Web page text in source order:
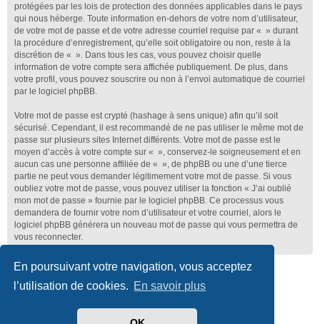
En poursuivant votre navigation, vous acceptez
l’utilisation de cookies. En savoir plus
protégées par les lois de protection des données applicables dans le pays
qui nous héberge. Toute information en-dehors de votre nom d’utilisateur,
de votre mot de passe et de votre adresse courriel requise par « » durant
la procédure d’enregistrement, qu’elle soit obligatoire ou non, reste à la
discrétion de « ». Dans tous les cas, vous pouvez choisir quelle
information de votre compte sera affichée publiquement. De plus, dans
votre profil, vous pouvez souscrire ou non à l’envoi automatique de courriel
par le logiciel phpBB.
Votre mot de passe est crypté (hashage à sens unique) afin qu’il soit
sécurisé. Cependant, il est recommandé de ne pas utiliser le même mot de
passe sur plusieurs sites Internet différents. Votre mot de passe est le
moyen d’accès à votre compte sur « », conservez-le soigneusement et en
aucun cas une personne affiliée de « », de phpBB ou une d’une tierce
partie ne peut vous demander légitimement votre mot de passe. Si vous
oubliez votre mot de passe, vous pouvez utiliser la fonction « J’ai oublié
mon mot de passe » fournie par le logiciel phpBB. Ce processus vous
demandera de fournir votre nom d’utilisateur et votre courriel, alors le
logiciel phpBB générera un nouveau mot de passe qui vous permettra de
vous reconnecter.